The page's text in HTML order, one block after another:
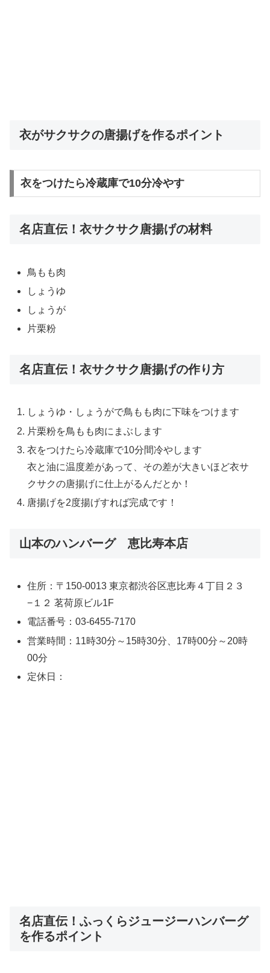
衣がサクサクの唐揚げを作るポイント
衣をつけたら冷蔵庫で10分冷やす
名店直伝！衣サクサク唐揚げの材料
鳥もも肉
しょうゆ
しょうが
片栗粉
名店直伝！衣サクサク唐揚げの作り方
しょうゆ・しょうがで鳥もも肉に下味をつけます
片栗粉を鳥もも肉にまぶします
衣をつけたら冷蔵庫で10分間冷やします
衣と油に温度差があって、その差が大きいほど衣サ
クサクの唐揚げに仕上がるんだとか！
唐揚げを2度揚げすれば完成です！
山本のハンバーグ 恵比寿本店
住所：〒150-0013 東京都渋谷区恵比寿４丁目２３
−１２ 茗荷原ビル1F
電話番号：03-6455-7170
営業時間：11時30分～15時30分、17時00分～20時
00分
定休日：
名店直伝！ふっくらジュージーハンバーグ
を作るポイント